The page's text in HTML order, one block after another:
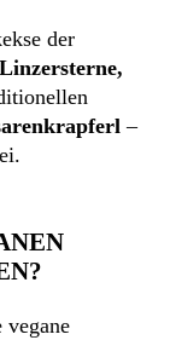
der
–